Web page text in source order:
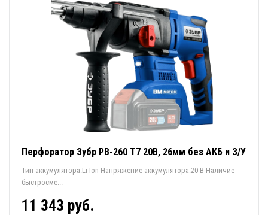
Перфоратор Зубр РВ-260 Т7 20В, 26мм без АКБ и З/У
Тип аккумулятора:Li-Ion Напряжение аккумулятора:20 В Наличие
быстросме...
11 343 руб.